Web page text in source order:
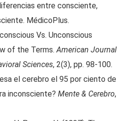
entre consciente,
MédicoPlus.
Vs. Unconscious
of the Terms.American Journal
Sciences, 2(3), pp. 98-100.
el cerebro el 95 por ciento de
inconsciente? Mente & Cerebro,